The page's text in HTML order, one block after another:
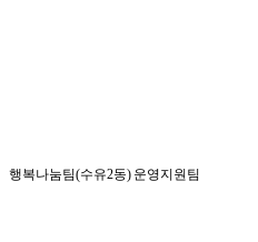
행복나눔팀(수유2동) 운영지원팀